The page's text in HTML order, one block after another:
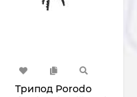
Трипод Porodo